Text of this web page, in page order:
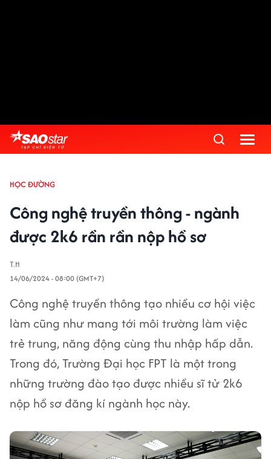
HỌC ĐƯỜNG
Công nghệ truyền thông - ngành
được 2k6 rần rần nộp hồ sơ
T.H
14/06/2024 - 08:00 (GMT+7)
Công nghệ truyền thông tạo nhiều cơ hội việc
làm cũng như mang tới môi trường làm việc
trẻ trung, năng động cùng thu nhập hấp dẫn.
Trong đó, Trường Đại học FPT là một trong
những trường đào tạo được nhiều sĩ tử 2k6
nộp hồ sơ đăng kí ngành học này.